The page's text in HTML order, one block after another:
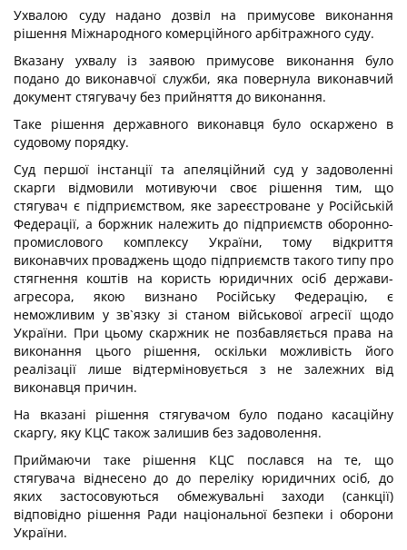
Ухвалою суду надано дозвіл на примусове виконання
рішення Міжнародного комерційного арбітражного суду.
Вказану ухвалу із заявою примусове виконання було
подано до виконавчої служби, яка повернула виконавчий
документ стягувачу без прийняття до виконання.
Таке рішення державного виконавця було оскаржено в
судовому порядку.
Суд першої інстанції та апеляційний суд у задоволенні
скарги відмовили мотивуючи своє рішення тим, що
стягувач є підприємством, яке зареєстроване у Російській
Федерації, а боржник належить до підприємств оборонно-
промислового комплексу України, тому відкриття
виконавчих проваджень щодо підприємств такого типу про
стягнення коштів на користь юридичних осіб держави-
агресора, якою визнано Російську Федерацію, є
неможливим у зв`язку зі станом військової агресії щодо
України. При цьому скаржник не позбавляється права на
виконання цього рішення, оскільки можливість його
реалізації лише відтерміновується з не залежних від
виконавця причин.
На вказані рішення стягувачом було подано касаційну
скаргу, яку КЦС також залишив без задоволення.
Приймаючи таке рішення КЦС послався на те, що
стягувача віднесено до до переліку юридичних осіб, до
яких застосовуються обмежувальні заходи (санкції)
відповідно рішення Ради національної безпеки і оборони
України.